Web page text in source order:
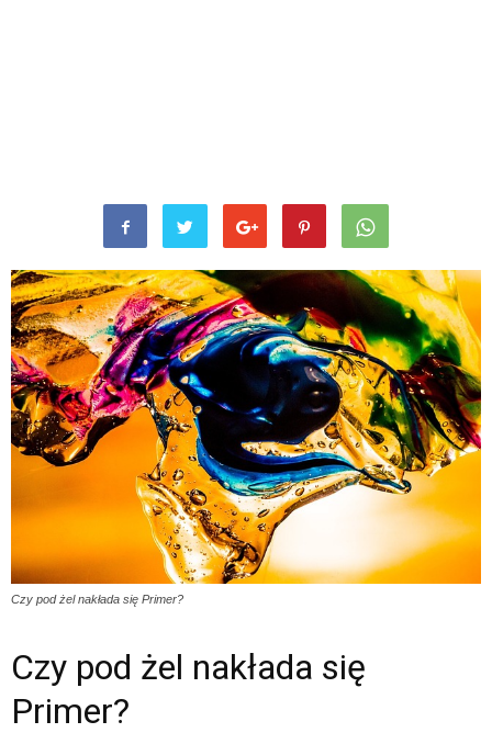
Czy pod żel nakłada się Primer?
Czy pod żel nakłada się
Primer?